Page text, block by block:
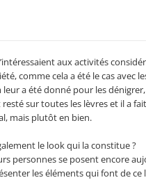
aux activités
comme cela a été le cas avec
a été donné pour les
sur toutes les lèvres et il a
mais plutôt en bien.
le look qui la constitue ?
personnes se posent encore
les éléments qui font de ce